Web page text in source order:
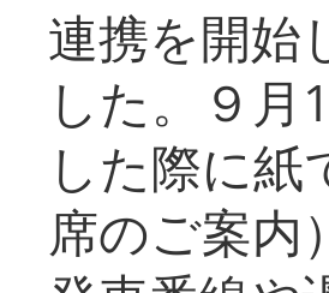
連携を開始
した。９
した際に
席のご案内